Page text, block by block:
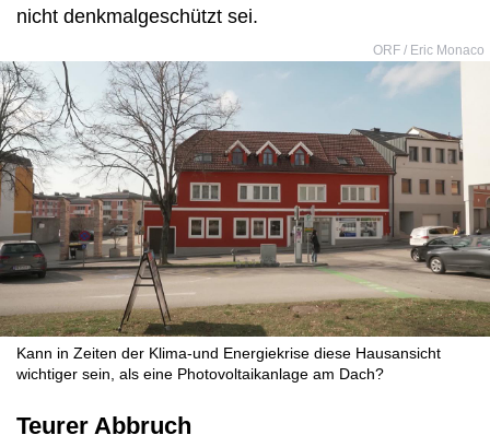
nicht denkmalgeschützt sei.
ORF / Eric Monaco
Kann in Zeiten der Klima-und Energiekrise diese Hausansicht
wichtiger sein, als eine Photovoltaikanlage am Dach?
Teurer Abbruch